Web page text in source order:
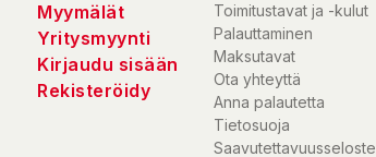
Myymälät
Yritysmyynti
Kirjaudu sisään
Rekisteröidy
Toimitustavat ja -kulut
Palauttaminen
Maksutavat
Ota yhteyttä
Anna palautetta
Tietosuoja
Saavutettavuusseloste